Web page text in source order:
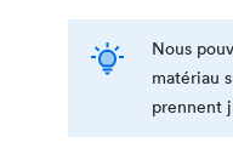
Nous
matériau
prennent